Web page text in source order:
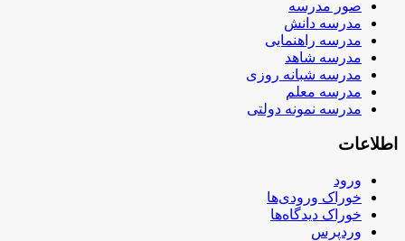
صور مدرسه
مدرسه دانش
مدرسه راهنمایی
مدرسه شاهد
مدرسه شبانه روزی
مدرسه معلم
مدرسه نمونه دولتی
اطلاعات
ورود
خوراک ورودی‌ها
خوراک دیدگاه‌ها
وردپرس